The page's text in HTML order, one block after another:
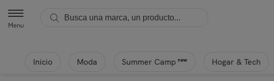
Menu
Inicio Moda Summer Camp new Hogar & Tech